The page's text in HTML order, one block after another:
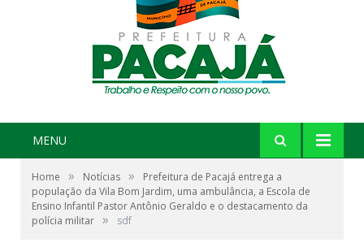
MENU
Home » Notícias »
Prefeitura de Pacajá entrega a
população da Vila Bom Jardim, uma ambulância, a Escola de
Ensino Infantil Pastor Antônio Geraldo e o destacamento da
polícia militar » sdf